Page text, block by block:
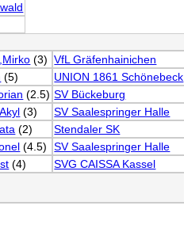
(3) VfL Gräfenhainichen
(5) UNION 1861 Schönebeck
(2.5) SV Bückeburg
(3) SV Saalespringer Halle
(2) Stendaler SK
(4.5) SV Saalespringer Halle
(4) SVG CAISSA Kassel